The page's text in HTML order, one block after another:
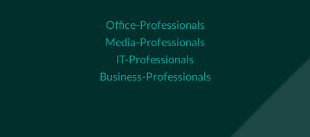
Office-Professionals
Media-Professionals
IT-Professionals
Business-Professionals